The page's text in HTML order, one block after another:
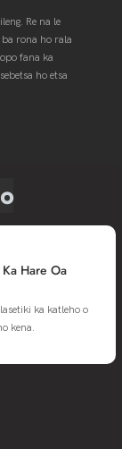
Re na le
ba rona ho rala
fana ka
ho etsa
Hare Oa
ka katleho o
kena.